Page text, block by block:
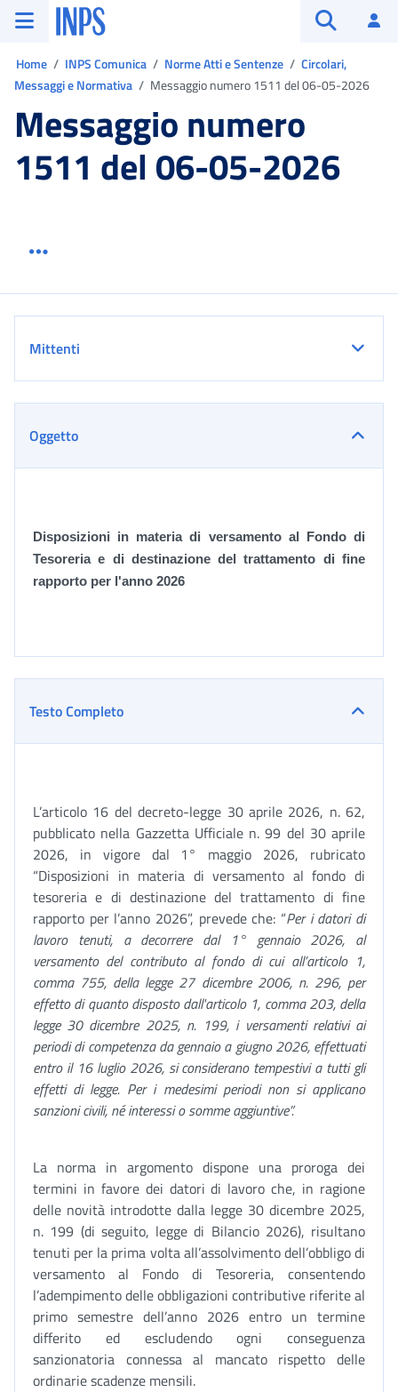
Vai al menu principale
Vai al contenuto principale
Vai al pie' di pagina
INPS ()
Home INPS Comunica Norme Atti e Sentenze
Circolari,
Messaggi e Normativa
Messaggio numero 1511 del 06-05-2026
Messaggio numero
1511 del 06-05-2026
Mittenti
Oggetto
Disposizioni in materia di versamento al Fondo di
Tesoreria e di destinazione del trattamento di fine
rapporto per l'anno 2026
Testo Completo
L’articolo 16 del decreto-legge 30 aprile 2026, n. 62,
pubblicato nella Gazzetta Ufficiale n. 99 del 30 aprile
2026, in vigore dal 1° maggio 2026, rubricato
“Disposizioni in materia di versamento al fondo di
tesoreria e di destinazione del trattamento di fine
rapporto per l’anno 2026”, prevede che: “Per i datori di
lavoro tenuti, a decorrere dal 1° gennaio 2026, al
versamento del contributo al fondo di cui all’articolo 1,
comma 755, della legge 27 dicembre 2006, n. 296, per
effetto di quanto disposto dall'articolo 1, comma 203, della
legge 30 dicembre 2025, n. 199, i versamenti relativi ai
periodi di competenza da gennaio a giugno 2026, effettuati
entro il 16 luglio 2026, si considerano tempestivi a tutti gli
effetti di legge. Per i medesimi periodi non si applicano
sanzioni civili, né interessi o somme aggiuntive”.
La norma in argomento dispone una proroga dei
termini in favore dei datori di lavoro che, in ragione
delle novità introdotte dalla legge 30 dicembre 2025,
n. 199 (di seguito, legge di Bilancio 2026), risultano
tenuti per la prima volta all’assolvimento dell’obbligo di
versamento al Fondo di Tesoreria, consentendo
l’adempimento delle obbligazioni contributive riferite al
primo semestre dell’anno 2026 entro un termine
differito ed escludendo ogni conseguenza
sanzionatoria connessa al mancato rispetto delle
ordinarie scadenze mensili.